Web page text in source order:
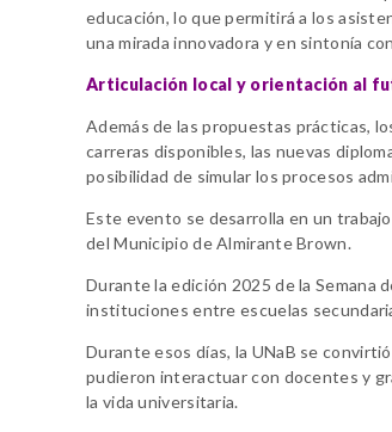
educación, lo que permitirá a los
una mirada innovadora y en sintonía
Articulación local y orientación al
Además de las propuestas prácticas,
carreras disponibles, las nuevas
posibilidad de simular los procesos
Este evento se desarrolla en un
del Municipio de Almirante Brown.
Durante la edición 2025 de la
instituciones entre escuelas
Durante esos días, la UNaB se
pudieron interactuar con docentes y
la vida universitaria.